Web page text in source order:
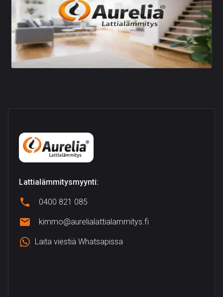
Lattialämmitysmyynti:
0400 821 085
kimmo@aurelialattialammitys.fi
Laita viestiä Whatsapissa